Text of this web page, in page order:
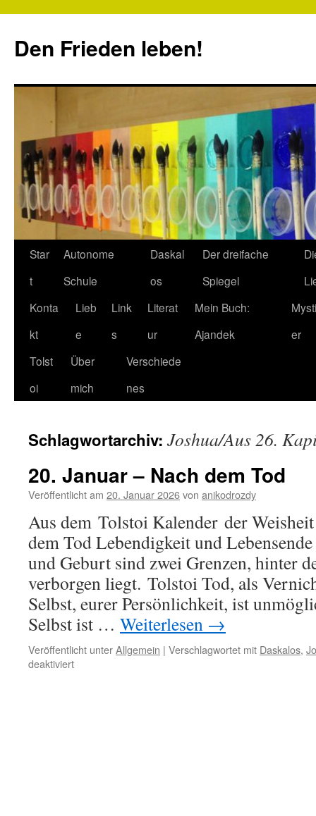
springen
Den Frieden leben!
Star
t
Autonome
Schule
Daskal
os
Der dreifache
Spiegel
Konta
kt
Lieb
e
Link
s
Literat
ur
Mein Buch:
Ajandek
er
Tolst
oi
Über
mich
Verschiede
nes
Schlagwortarchiv: Joshua/Aus 26.
20. Januar – Nach dem Tod
Veröffentlicht am 20. Januar 2026von anikodrozdy
Aus dem Tolstoi Kalender der
dem Tod Lebendigkeit und
und Geburt sind zwei Grenzen, hinter
verborgen liegt. Tolstoi Tod, als
Selbst, eurer Persönlichkeit, ist
Selbst ist … Weiterlesen →
Veröffentlicht unterAllgemein | Verschlagwortet mit Daskalos,
deaktiviertfür